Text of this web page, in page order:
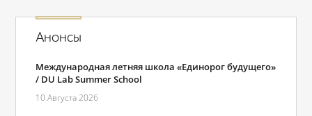
Анонсы
Международная летняя школа «Единорог будущего»
/ DU Lab Summer School
10 Августа 2026